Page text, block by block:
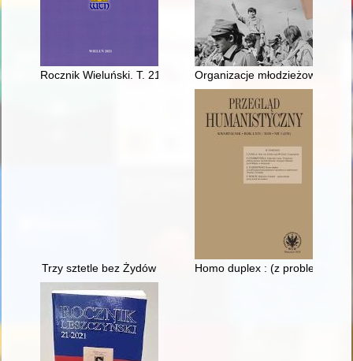
Rocznik Wieluński. T. 21 (2021)Organizacje młodzieżowe w
Trzy sztetle bez Żydów Homo duplex : (z problematyki